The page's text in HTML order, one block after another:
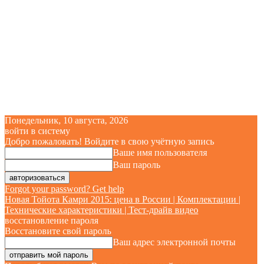
Понедельник, 10 августа, 2026
войти в систему
Добро пожаловать! Войдите в свою учётную запись
Ваше имя пользователя
Ваш пароль
Forgot your password? Get help
Новая Тойота Камри 2015: цена в России | Комплектации |
Технические характеристики | Тест-драйв видео
восстановление пароля
Восстановите свой пароль
Ваш адрес электронной почты